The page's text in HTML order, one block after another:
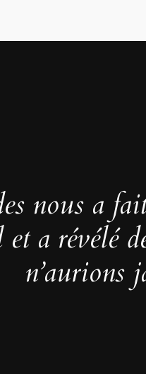
nous a
a révélé
n’aurions